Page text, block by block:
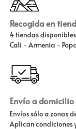
Recogida en
4 tiendas
Cali - Armenia -
Envío a domicilio
Envíos sólo a zonas
Aplican condiciones